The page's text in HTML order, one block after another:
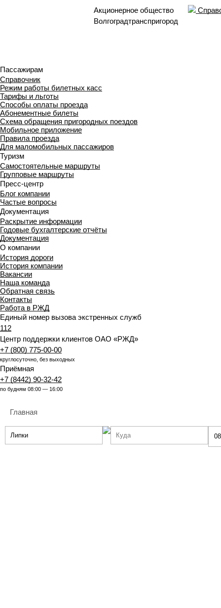
Акционерное общество
Волгоградтранспригород
Пассажирам
Справочник
Режим работы билетных касс
Тарифы и льготы
Способы оплаты проезда
Абонементные билеты
Схема обращения пригородных поездов
Мобильное приложение
Правила проезда
Для маломобильных пассажиров
Туризм
Самостоятельные маршруты
Групповые маршруты
Пресс-центр
Блог компании
Частые вопросы
Документация
Раскрытие информации
Годовые бухгалтерские отчёты
Документация
О компании
История дороги
История компании
Вакансии
Наша команда
Обратная связь
Контакты
Работа в РЖД
Единый номер вызова экстренных служб
112
Центр поддержки клиентов ОАО «РЖД»
+7 (800) 775-00-00
круглосуточно, без выходных
Приёмная
+7 (8442) 90-32-42
по будням 08:00 — 16:00
Главная